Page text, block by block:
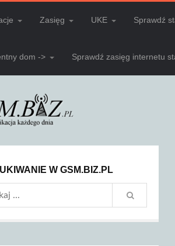
Zasięg UKE Sprawdź
dom -> Sprawdź zasięg internetu
W GSM.BIZ.PL